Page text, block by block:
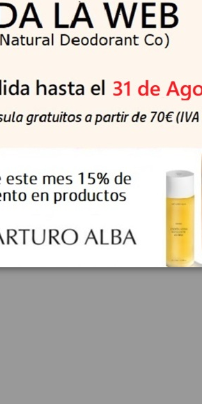
mejor sus propiedades. Utilízalo
Dirección: Calle Portugal, 9, Bajo
piel dañada. Si aparece cualquier
ambiente, en un lugar